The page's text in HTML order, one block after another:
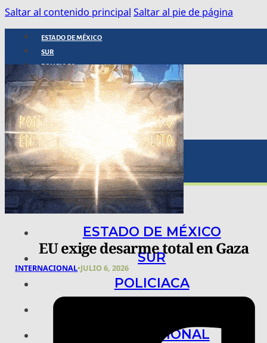
Saltar al contenido principal Saltar al pie de página
ESTADO DE MÉXICO
SUR
POLICIACA
NACIONAL
INTERNACIONAL
ARTE, CIENCIA Y TECNOLOGÍA
COLUMNAS
BAJO LA LUPA
RASTROS Y ROSTROS
VÍNCULOS ANIMALES
ESTADO DE MÉXICO
SUR
POLICIACA
INTERNACIONAL
EU exige desarme total en Gaza
INTERNACIONAL•JULIO 6, 2026